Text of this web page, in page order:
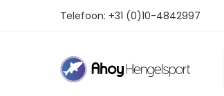
Telefoon: +31 (0)10-4842997